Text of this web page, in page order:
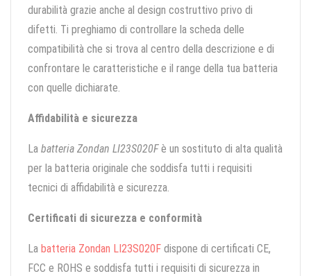
durabilità grazie anche al design costruttivo privo di
difetti. Ti preghiamo di controllare la scheda delle
compatibilità che si trova al centro della descrizione e di
confrontare le caratteristiche e il range della tua batteria
con quelle dichiarate.
Affidabilità e sicurezza
La batteria Zondan LI23S020Fè un sostituto di alta qualità
per la batteria originale che soddisfa tutti i requisiti
tecnici di affidabilità e sicurezza.
Certificati di sicurezza e conformità
La batteria Zondan LI23S020F dispone di certificati CE,
FCC e ROHS e soddisfa tutti i requisiti di sicurezza in